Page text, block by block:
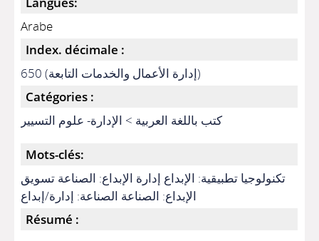
Arabe
Index. décimale :
650 (إدارة الأعمال والخدمات التابعة)
Catégories :
كتب باللغة العربية > الإدارة- علوم التسيير
Mots-clés:
تكنولوجيا تطبيقية: الإبداع إدارة الإبداع: الصناعة تسويق
الإبداع: الصناعة الصناعة: إدارة/إبداع
Résumé :